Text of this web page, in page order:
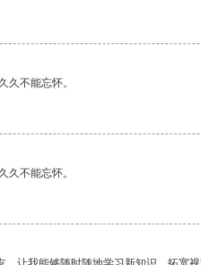
久不能忘怀。
久不能忘怀。